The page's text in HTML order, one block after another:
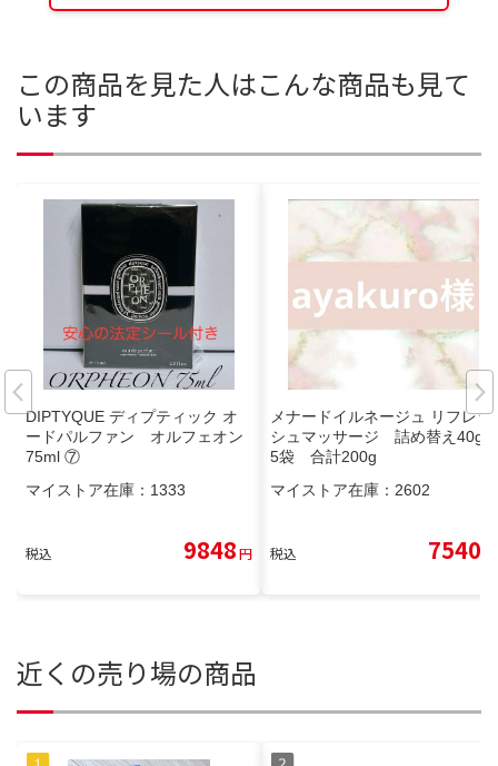
この商品を見た人はこんな商品も見て
います
DIPTYQUE ディプティック オ
ードパルファン オルフェオン
75ml ⑦
マイストア在庫： 1333
税込 9848円
メナードイルネージュ リフレッ
シュマッサージ 詰め替え40g×
5袋 合計200g
マイストア在庫： 2602
税込 7540
近くの売り場の商品